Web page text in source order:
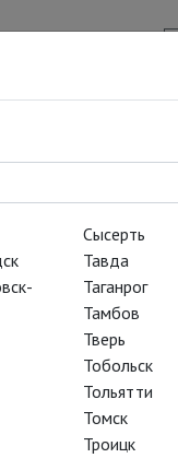
Сысерть
Тавда
Таганрог
Тамбов
Тверь
Тобольск
Тольятти
Томск
Троицк